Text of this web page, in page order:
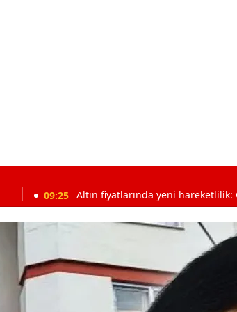
Altın fiyatlarında yeni hareketlilik: Gram ve